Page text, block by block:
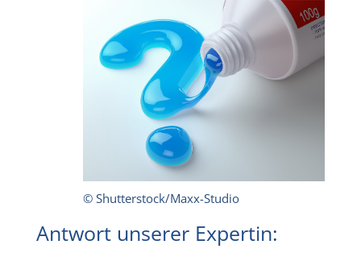
© Shutterstock/Maxx-Studio
Antwort unserer Expertin: